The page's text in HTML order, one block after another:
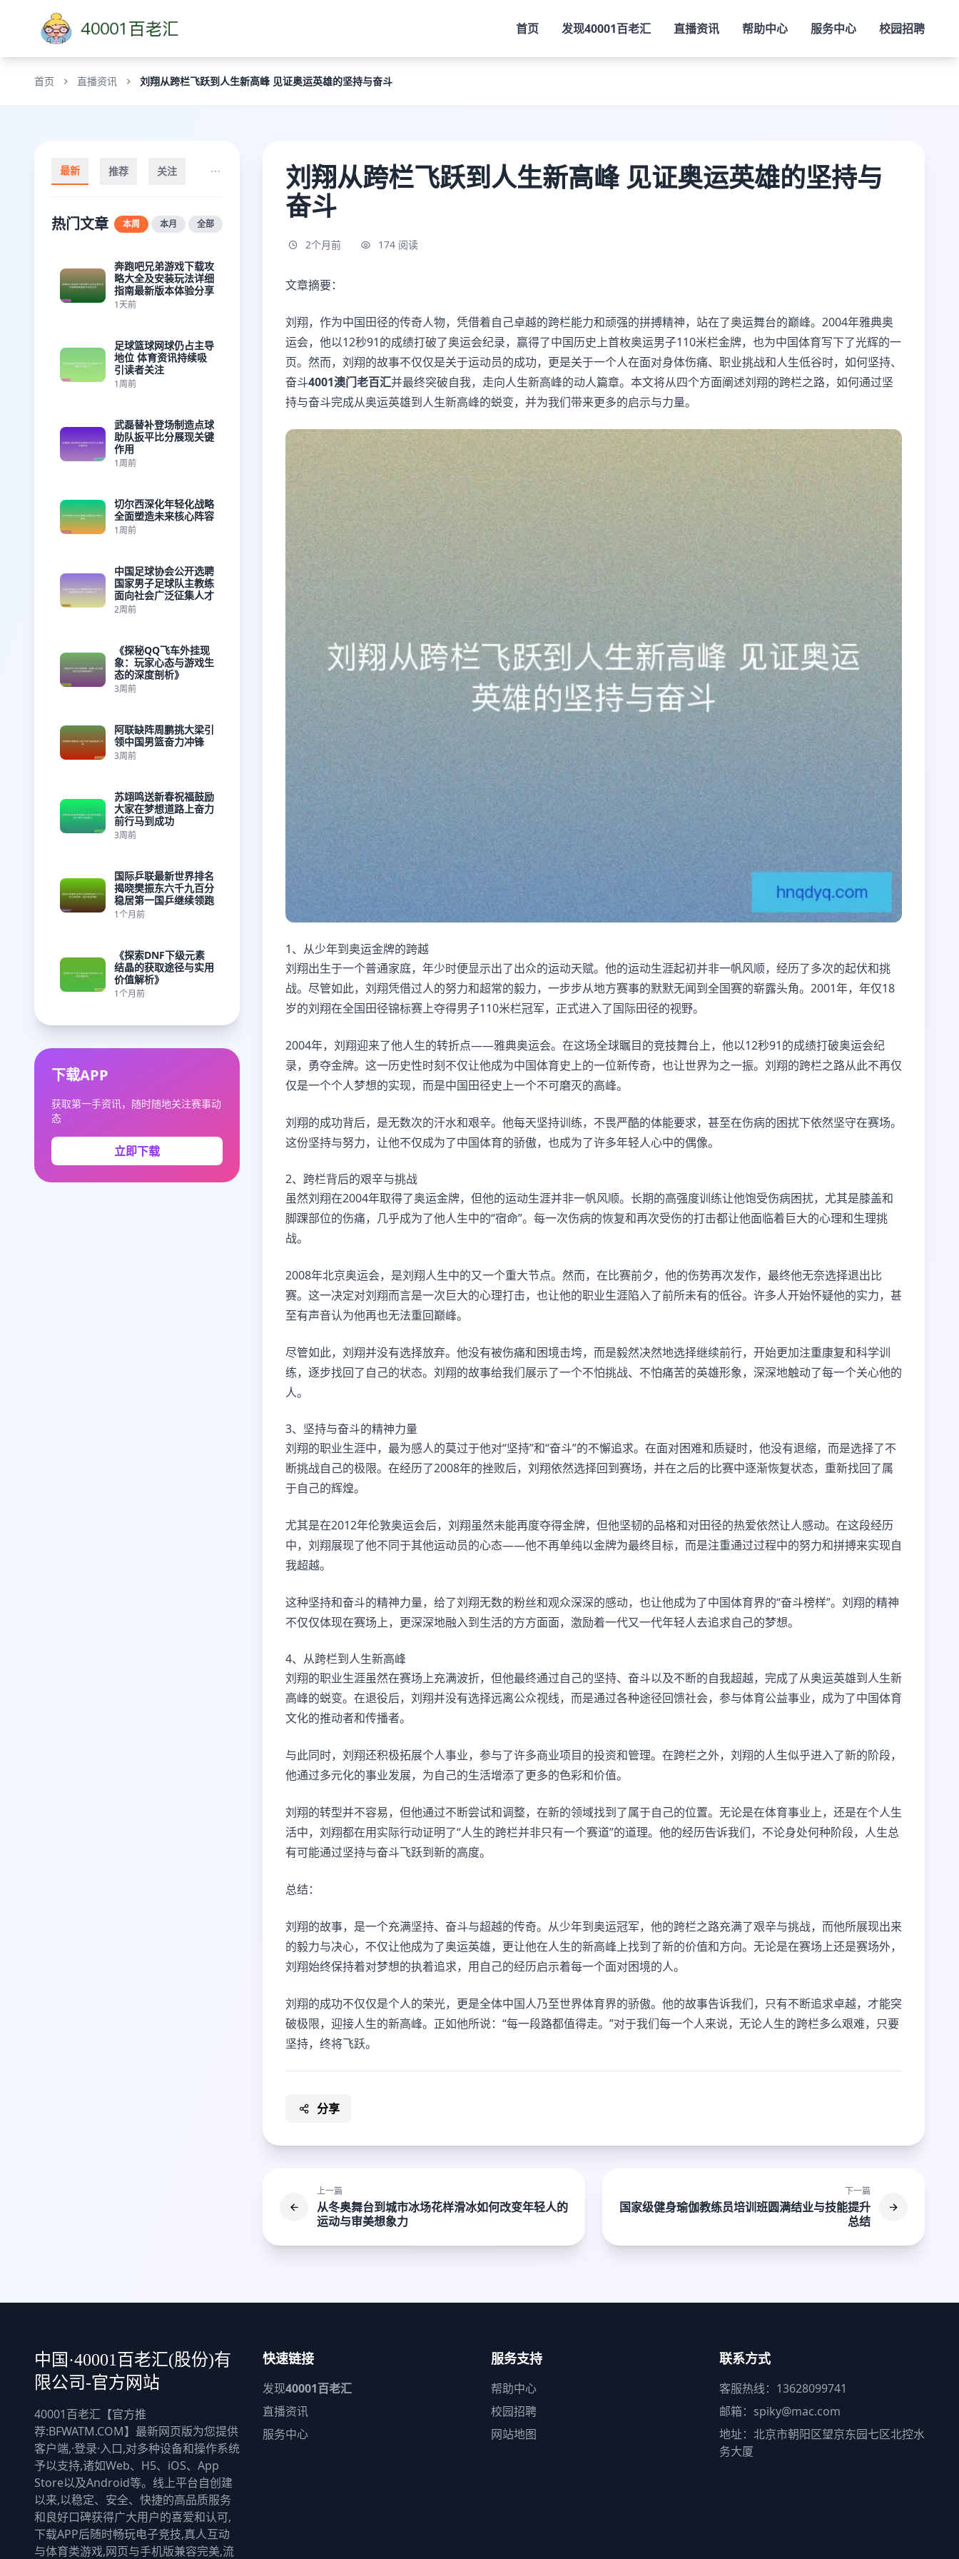
首页 发现40001百老汇 直播资讯 帮助中心 服务中心 校园招聘
首页 直播资讯 刘翔从跨栏飞跃到人生新高峰 见证奥运英雄的坚持与奋斗
最新 推荐 关注
热门文章 本周 本月 全部
奔跑吧兄弟游戏下载攻
略大全及安装玩法详细
指南最新版本体验分享
1天前
足球篮球网球仍占主导
地位 体育资讯持续吸
引读者关注
1周前
武磊替补登场制造点球
助队扳平比分展现关键
作用
1周前
切尔西深化年轻化战略
全面塑造未来核心阵容
1周前
中国足球协会公开选聘
国家男子足球队主教练
面向社会广泛征集人才
2周前
《探秘QQ飞车外挂现
象：玩家心态与游戏生
态的深度剖析》
3周前
阿联缺阵周鹏挑大梁引
领中国男篮奋力冲锋
3周前
苏翊鸣送新春祝福鼓励
大家在梦想道路上奋力
前行马到成功
3周前
国际乒联最新世界排名
揭晓樊振东六千九百分
稳居第一国乒继续领跑
1个月前
《探索DNF下级元素
结晶的获取途径与实用
价值解析》
1个月前
下载APP
获取第一手资讯，随时随地关注赛事动
态
立即下载
刘翔从跨栏飞跃到人生新高峰 见证奥运英雄的坚持与
奋斗
2个月前 174 阅读
文章摘要：
刘翔，作为中国田径的传奇人物，凭借着自己卓越的跨栏能力和顽强的拼搏精神，站在了奥运舞台的巅峰。2004年雅典奥
运会，他以12秒91的成绩打破了奥运会纪录，赢得了中国历史上首枚奥运男子110米栏金牌，也为中国体育写下了光辉的一
页。然而，刘翔的故事不仅仅是关于运动员的成功，更是关于一个人在面对身体伤痛、职业挑战和人生低谷时，如何坚持、
奋斗4001澳门老百汇并最终突破自我，走向人生新高峰的动人篇章。本文将从四个方面阐述刘翔的跨栏之路，如何通过坚
持与奋斗完成从奥运英雄到人生新高峰的蜕变，并为我们带来更多的启示与力量。
1、从少年到奥运金牌的跨越
刘翔出生于一个普通家庭，年少时便显示出了出众的运动天赋。他的运动生涯起初并非一帆风顺，经历了多次的起伏和挑
战。尽管如此，刘翔凭借过人的努力和超常的毅力，一步步从地方赛事的默默无闻到全国赛的崭露头角。2001年，年仅18
岁的刘翔在全国田径锦标赛上夺得男子110米栏冠军，正式进入了国际田径的视野。
2004年，刘翔迎来了他人生的转折点——雅典奥运会。在这场全球瞩目的竞技舞台上，他以12秒91的成绩打破奥运会纪
录，勇夺金牌。这一历史性时刻不仅让他成为中国体育史上的一位新传奇，也让世界为之一振。刘翔的跨栏之路从此不再仅
仅是一个个人梦想的实现，而是中国田径史上一个不可磨灭的高峰。
刘翔的成功背后，是无数次的汗水和艰辛。他每天坚持训练，不畏严酷的体能要求，甚至在伤病的困扰下依然坚守在赛场。
这份坚持与努力，让他不仅成为了中国体育的骄傲，也成为了许多年轻人心中的偶像。
2、跨栏背后的艰辛与挑战
虽然刘翔在2004年取得了奥运金牌，但他的运动生涯并非一帆风顺。长期的高强度训练让他饱受伤病困扰，尤其是膝盖和
脚踝部位的伤痛，几乎成为了他人生中的“宿命”。每一次伤病的恢复和再次受伤的打击都让他面临着巨大的心理和生理挑
战。
2008年北京奥运会，是刘翔人生中的又一个重大节点。然而，在比赛前夕，他的伤势再次发作，最终他无奈选择退出比
赛。这一决定对刘翔而言是一次巨大的心理打击，也让他的职业生涯陷入了前所未有的低谷。许多人开始怀疑他的实力，甚
至有声音认为他再也无法重回巅峰。
尽管如此，刘翔并没有选择放弃。他没有被伤痛和困境击垮，而是毅然决然地选择继续前行，开始更加注重康复和科学训
练，逐步找回了自己的状态。刘翔的故事给我们展示了一个不怕挑战、不怕痛苦的英雄形象，深深地触动了每一个关心他的
人。
3、坚持与奋斗的精神力量
刘翔的职业生涯中，最为感人的莫过于他对“坚持”和“奋斗”的不懈追求。在面对困难和质疑时，他没有退缩，而是选择了不
断挑战自己的极限。在经历了2008年的挫败后，刘翔依然选择回到赛场，并在之后的比赛中逐渐恢复状态，重新找回了属
于自己的辉煌。
尤其是在2012年伦敦奥运会后，刘翔虽然未能再度夺得金牌，但他坚韧的品格和对田径的热爱依然让人感动。在这段经历
中，刘翔展现了他不同于其他运动员的心态——他不再单纯以金牌为最终目标，而是注重通过过程中的努力和拼搏来实现自
我超越。
这种坚持和奋斗的精神力量，给了刘翔无数的粉丝和观众深深的感动，也让他成为了中国体育界的“奋斗榜样”。刘翔的精神
不仅仅体现在赛场上，更深深地融入到生活的方方面面，激励着一代又一代年轻人去追求自己的梦想。
4、从跨栏到人生新高峰
刘翔的职业生涯虽然在赛场上充满波折，但他最终通过自己的坚持、奋斗以及不断的自我超越，完成了从奥运英雄到人生新
高峰的蜕变。在退役后，刘翔并没有选择远离公众视线，而是通过各种途径回馈社会，参与体育公益事业，成为了中国体育
文化的推动者和传播者。
与此同时，刘翔还积极拓展个人事业，参与了许多商业项目的投资和管理。在跨栏之外，刘翔的人生似乎进入了新的阶段，
他通过多元化的事业发展，为自己的生活增添了更多的色彩和价值。
刘翔的转型并不容易，但他通过不断尝试和调整，在新的领域找到了属于自己的位置。无论是在体育事业上，还是在个人生
活中，刘翔都在用实际行动证明了“人生的跨栏并非只有一个赛道”的道理。他的经历告诉我们，不论身处何种阶段，人生总
有可能通过坚持与奋斗飞跃到新的高度。
总结：
刘翔的故事，是一个充满坚持、奋斗与超越的传奇。从少年到奥运冠军，他的跨栏之路充满了艰辛与挑战，而他所展现出来
的毅力与决心，不仅让他成为了奥运英雄，更让他在人生的新高峰上找到了新的价值和方向。无论是在赛场上还是赛场外，
刘翔始终保持着对梦想的执着追求，用自己的经历启示着每一个面对困境的人。
刘翔的成功不仅仅是个人的荣光，更是全体中国人乃至世界体育界的骄傲。他的故事告诉我们，只有不断追求卓越，才能突
破极限，迎接人生的新高峰。正如他所说：“每一段路都值得走。”对于我们每一个人来说，无论人生的跨栏多么艰难，只要
坚持，终将飞跃。
分享
上一篇
从冬奥舞台到城市冰场花样滑冰如何改变年轻人的
运动与审美想象力
下一篇
国家级健身瑜伽教练员培训班圆满结业与技能提升
总结
中国·40001百老汇(股份)有
限公司-官方网站
40001百老汇【官方推
荐:BFWATM.COM】最新网页版为您提供
客户端,·登录·入口,对多种设备和操作系统
予以支持,诸如Web、H5、iOS、App
Store以及Android等。线上平台自创建
以来,以稳定、安全、快捷的高品质服务
和良好口碑获得广大用户的喜爱和认可,
下载APP后随时畅玩电子竞技,真人互动
与体育类游戏,网页与手机版兼容完美,流
快速链接
发现40001百老汇
直播资讯
服务中心
服务支持
帮助中心
校园招聘
网站地图
联系方式
客服热线：13628099741
邮箱：spiky@mac.com
地址：北京市朝阳区望京东园七区北控水
务大厦